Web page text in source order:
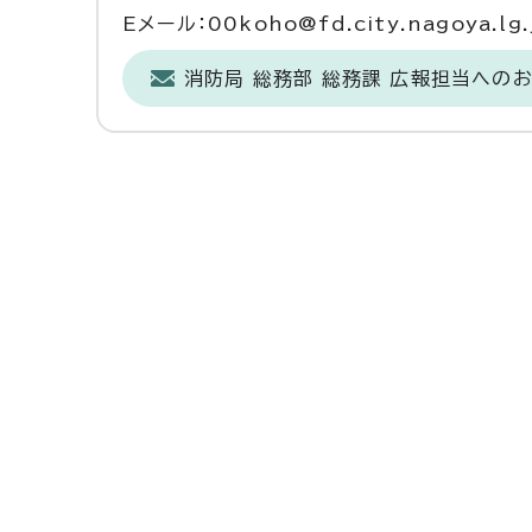
Eメール：
消防局 総務部 総務課 広報担当への